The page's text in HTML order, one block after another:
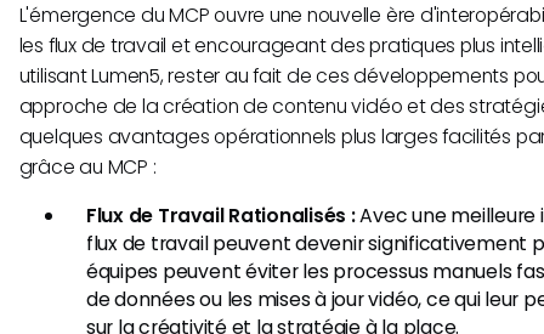
L'émergence du MCP ouvre une nouvelle ère
les flux de travail et encourageant des pratiques plus
utilisant Lumen5, rester au fait de ces développements
approche de la création de contenu vidéo et des
quelques avantages opérationnels plus larges facilités
grâce au MCP :
Flux de Travail Rationalisés :Avec une meilleure
flux de travail peuvent devenir significativement
équipes peuvent éviter les processus manuels
de données ou les mises à jour vidéo, ce qui leur
sur la créativité et la stratégie à la place.